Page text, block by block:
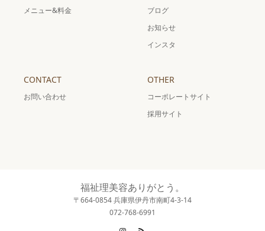
メニュー&料金
ブログ
お知らせ
インスタ
CONTACT
お問い合わせ
OTHER
コーポレートサイト
採用サイト
福祉理美容ありがとう。
〒664-0854 兵庫県伊丹市南町4-3-14
072-768-6991
Instagram